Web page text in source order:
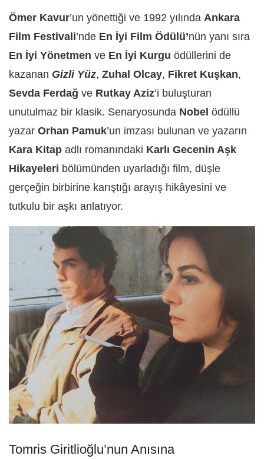
Ömer Kavur’un yönettiği ve 1992 yılında Ankara
Film Festivali’nde En İyi Film Ödülü’nün yanı sıra
En İyi Yönetmen ve En İyi Kurgu ödüllerini de
kazanan Gizli Yüz, Zuhal Olcay, Fikret Kuşkan,
Sevda Ferdağ ve Rutkay Aziz’i buluşturan
unutulmaz bir klasik. Senaryosunda Nobel ödüllü
yazar Orhan Pamuk’un imzası bulunan ve yazarın
Kara Kitap adlı romanındaki Karlı Gecenin Aşk
Hikayeleri bölümünden uyarladığı film, düşle
gerçeğin birbirine karıştığı arayış hikâyesini ve
tutkulu bir aşkı anlatıyor.
Tomris Giritlioğlu’nun Anısına